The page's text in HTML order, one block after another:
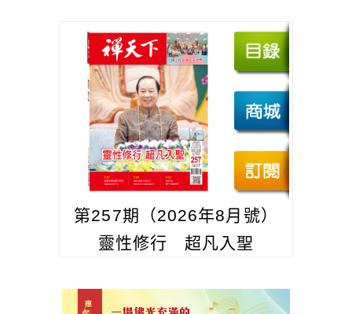
第257期（2026年8月號）
靈性修行 超凡入聖